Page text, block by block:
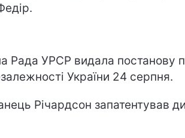
Рада УРСР видала постанову
України 24 серпня.
Річардсон запатентував